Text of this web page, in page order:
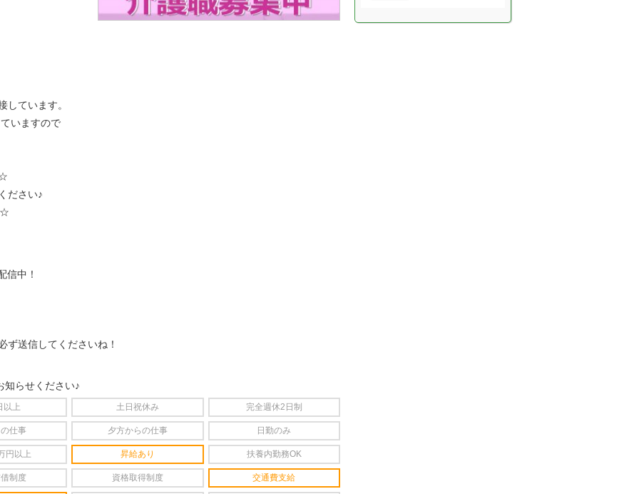
しています。
いますので
ださい♪
☆
信中！
ず送信してくださいね！
知らせください♪
以上 土日祝休み 完全週休2日制
仕事 夕方からの仕事 日勤のみ
円以上 昇給あり 扶養内勤務OK
制度 資格取得制度 交通費支給